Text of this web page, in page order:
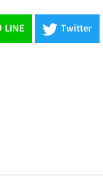
LINE Twitter